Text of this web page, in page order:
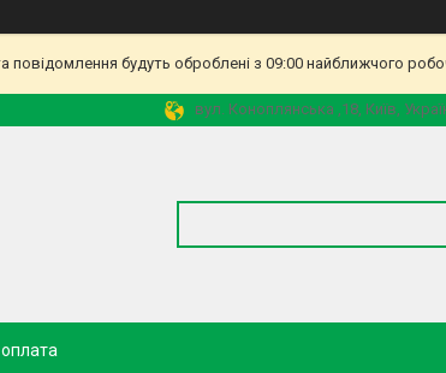
повідомлення будуть оброблені з 09:00 найближчого
вул. Коноплянська ,18, Київ,